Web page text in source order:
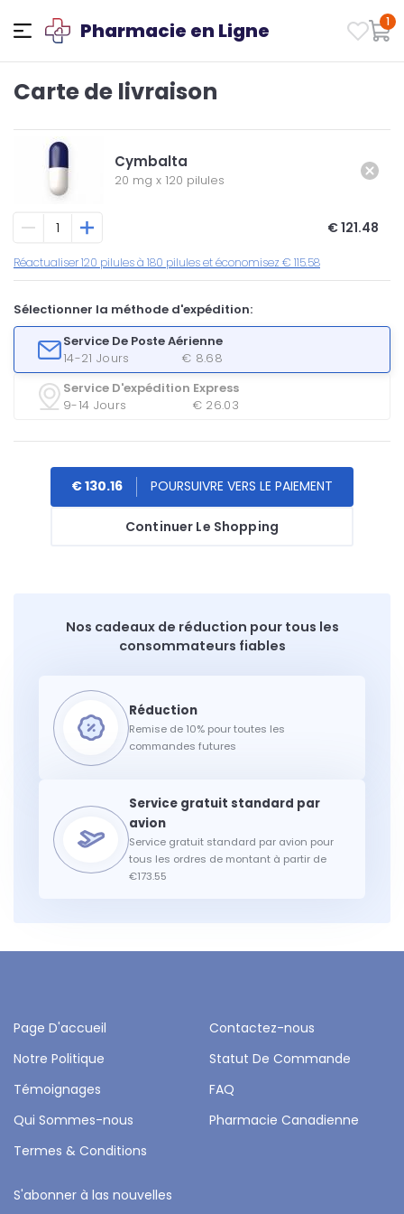
Pharmacie en Ligne 1
Carte de livraison
Cymbalta
20 mg x 120 pilules
€ 121.48
Réactualiser 120 pilules à 180 pilules et économisez € 115.58
Sélectionner la méthode d'expédition:
Service De Poste Aérienne
14-21 Jours
€ 8.68
Service D'expédition Express
9-14 Jours
€ 26.03
Continuer Le Shopping
€ 130.16
Nos cadeaux de réduction pour tous les
consommateurs fiables
Remise de 10% pour toutes les
commandes futures
Service gratuit standard par avion pour
tous les ordres de montant à partir de
€173.55
Page D'accueil
Contactez-nous
Notre Politique
Statut De Commande
Témoignages
FAQ
Qui Sommes-nous
Pharmacie Canadienne
Termes & Conditions
S'abonner à las nouvelles